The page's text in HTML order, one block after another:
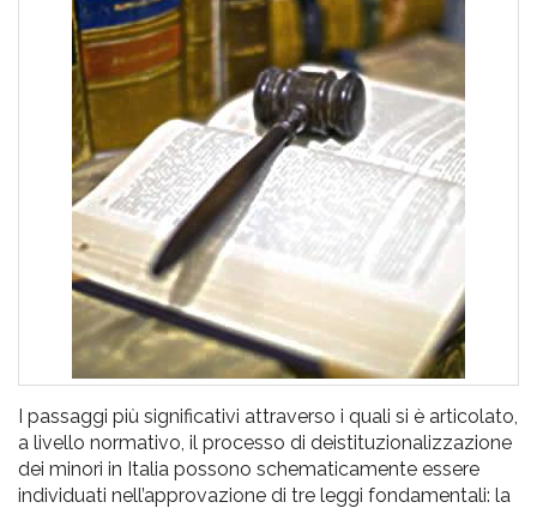
l'adolescenza
I passaggi più significativi attraverso i quali si è articolato,
a livello normativo, il processo di deistituzionalizzazione
dei minori in Italia possono schematicamente essere
individuati nell’approvazione di tre leggi fondamentali: la